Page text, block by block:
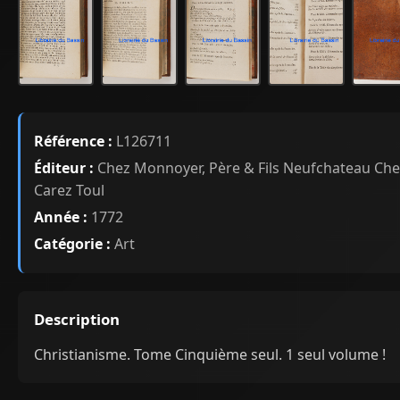
Référence : L126711
Éditeur : Chez Monnoyer, Père & Fils Neufchateau
Carez Toul
Année : 1772
Catégorie : Art
Description
Christianisme. Tome Cinquième seul. 1 seul volume !